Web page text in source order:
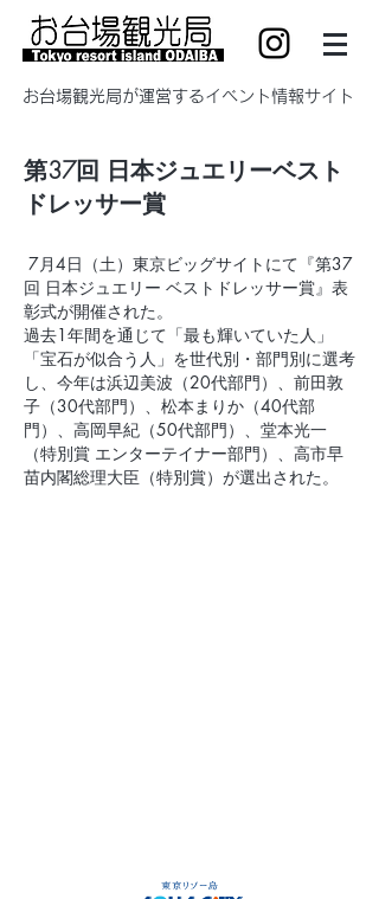
​お台場観光局が運営するイベント情報サイト
第37回 日本ジュエリーベスト
ドレッサー賞
7月4日（土）東京ビッグサイトにて『第37
回 日本ジュエリー ベストドレッサー賞』表
彰式が開催された。
過去1年間を通じて「最も輝いていた人」
「宝石が似合う人」を世代別・部門別に選考
し、今年は浜辺美波 （20代部門）、 前田敦
子 （30代部門）、 松本まりか （40代部
門）、 高岡早紀 （50代部門）、 堂本光一
（特別賞 エンターテイナー部門）、 高市早
苗内閣総理大臣（特別賞）が選出された。